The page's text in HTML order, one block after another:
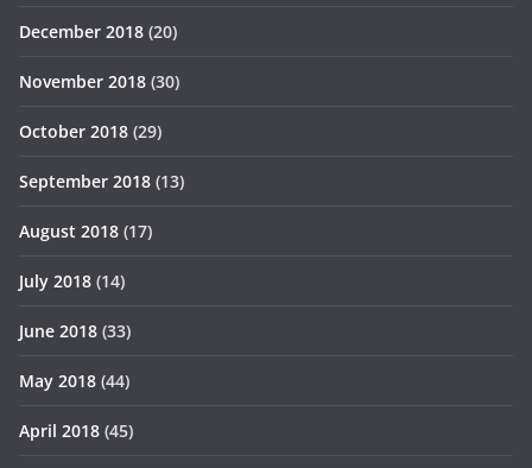
December 2018 (20)
November 2018 (30)
October 2018 (29)
September 2018 (13)
August 2018 (17)
July 2018 (14)
June 2018 (33)
May 2018 (44)
April 2018 (45)